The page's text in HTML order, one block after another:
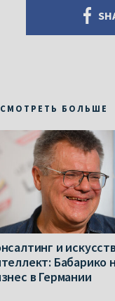
БОЛЬШЕ
и
Бабарико
в Германии